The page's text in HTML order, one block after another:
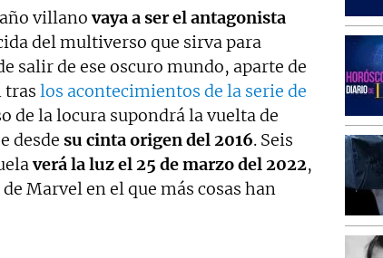
villanovaya a ser el antagonista
del multiverso que sirva para
salir de ese oscuro mundo, aparte de
tras los acontecimientos de la serie de
de la locura supondrá la vuelta de
desde su cinta origen del 2016. Seis
verá la luz el 25 de marzo del 2022,
Marvel en el que más cosas han